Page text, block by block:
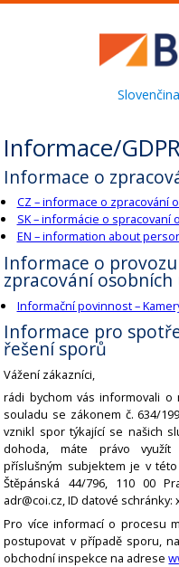
Slovenčina
Informace/
Informace o
CZ – informace o zpracování
SK – informácie o spracovaní
EN – information about
Informace o
zpracování osobních
Informační povinnost –
Informace pro
řešení sporů
Vážení zákazníci,
rádi bychom vás informovali
souladu se zákonem č. 634/
vznikl spor týkající se našich
dohoda, máte právo využít
příslušným subjektem je v
Štěpánská 44/796, 110 00
adr@coi.cz, ID datové schránky:
Pro více informací o procesu
postupovat v případě sporu,
obchodní inspekce na adrese